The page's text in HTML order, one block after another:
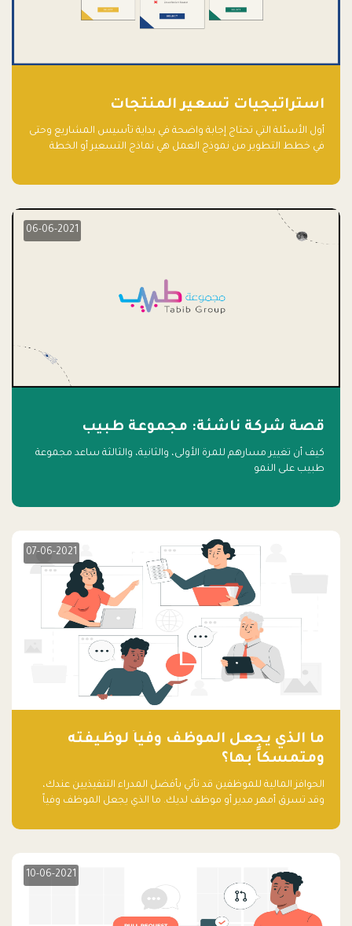
استراتيجيات تسعير المنتجات
أول الأسئلة التي تحتاج إجابة واضحة في بداية تأسيس المشاريع وحتى
في خطط التطوير من نموذج العمل هي نماذج التسعير أو الخطة
06-06-2021
قصة شركة ناشئة: مجموعة طبيب
كيف أن تغيير مسارهم للمرة الأولى، والثانية، والثالثة ساعد مجموعة
طبيب على النمو
07-06-2021
ما الذي يجعل الموظف وفياً لوظيفته
ومتمسكاً بها؟
الحوافز المالية للموظفين قد تأتي بأفضل المدراء التنفيذيين عندك،
وقد تسرق أمهر مدير أو موظف لديك. ما الذي يجعل الموظف وفياً
10-06-2021